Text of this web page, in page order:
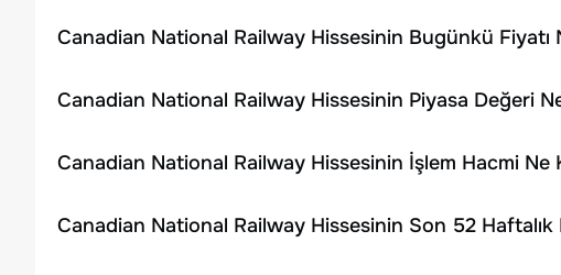
Canadian National Railway Hissesinin Bugünkü Fiyatı
Canadian National Railway Hissesinin Piyasa Değeri
Canadian National Railway Hissesinin İşlem Hacmi Ne
Canadian National Railway Hissesinin Son 52